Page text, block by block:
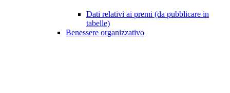
Dati relativi ai premi (da pubblicare in
tabelle)
Benessere organizzativo